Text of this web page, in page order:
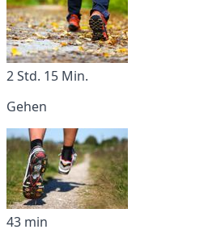
2 Std. 15 Min.
Gehen
43 min